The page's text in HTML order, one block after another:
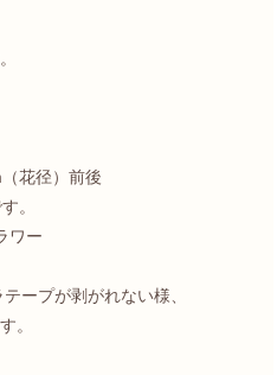
花径）前後
。
ワー
ープが剥がれない様、
。